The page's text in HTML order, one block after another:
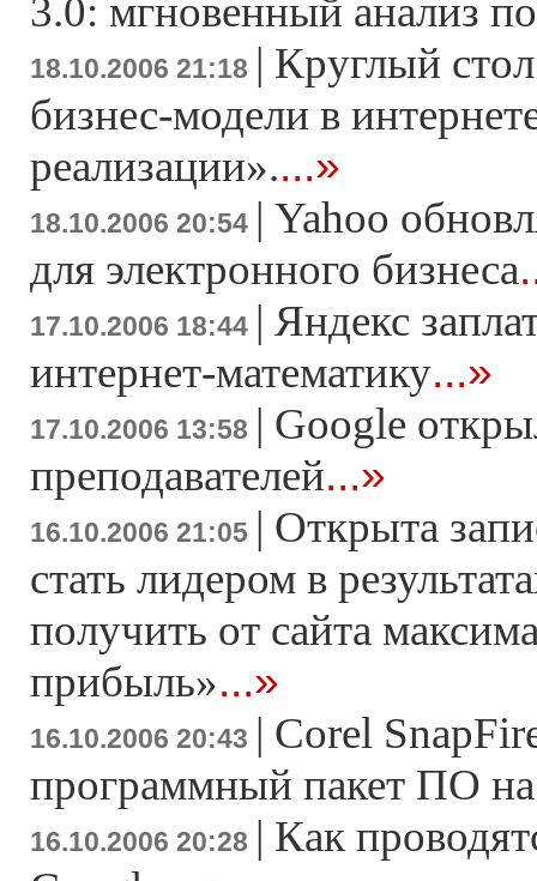
3.0: мгновенный анализ
18.10.2006 21:18 | Круглый
бизнес-модели в
реализации»....»
18.10.2006 20:54 | Yahoo
для электронного бизнеса
17.10.2006 18:44 | Яндекс
интернет-математику...»
17.10.2006 13:58 | Google
преподавателей...»
16.10.2006 21:05 | Открыта
стать лидером в
получить от сайта
прибыль»...»
16.10.2006 20:43 | Corel
программный пакет ПО
16.10.2006 20:28 | Как